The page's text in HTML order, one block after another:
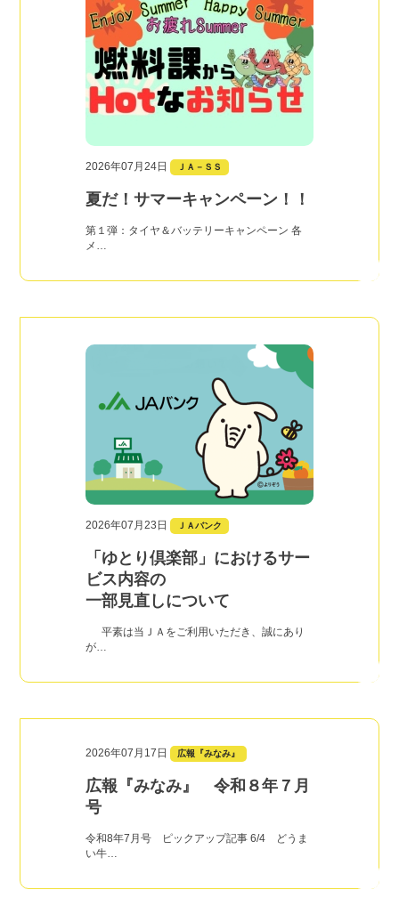
2026年07月24日 ＪＡ－ＳＳ
夏だ！サマーキャンペーン！！
第１弾：タイヤ＆バッテリーキャンペーン 各
メ…
2026年07月23日 ＪＡバンク
「ゆとり倶楽部」におけるサー
ビス内容の
一部見直しについて
平素は当ＪＡをご利用いただき、誠にあり
が…
2026年07月17日 広報『みなみ』
広報『みなみ』 令和８年７月
号
令和8年7月号 ピックアップ記事 6/4 どうま
い牛…